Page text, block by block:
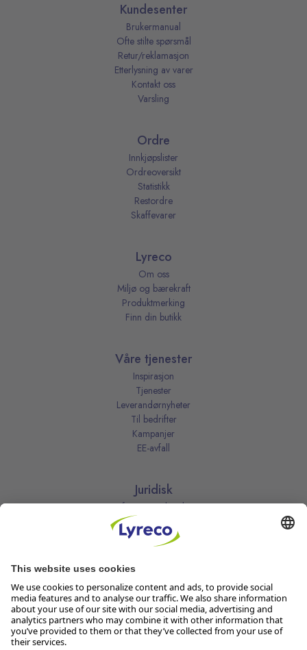
Kundesenter
Brukermanual
Ofte stilte spørsmål
Retur/reklamasjon
Etterlysning av varer
Kontakt oss
Varsling
Ordre
Innkjøpslister
Ordreoversikt
Statistikk
Restordre
Skaffevarer
Lyreco
Om oss
Miljø og bærekraft
Produktmerking
Finn din butikk
Våre tjenester
Inspirasjon
Tjenester
Leverandørnyheter
Til bedrifter
Kampanjer
EE-avfall
Juridisk
Informasjonskapsler
Kjøpsbetingelser
Personvernerklæring
Vilkår
Vilkår for kundeklubben
Åpenhetsloven
Endre dine personvernsinnstillinger